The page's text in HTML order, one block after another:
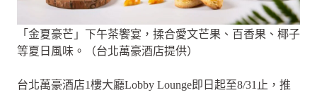
「金夏豪芒」下午茶饗宴，揉合愛文芒果、百香果、椰子
等夏日風味。（台北萬豪酒店提供）
台北萬豪酒店1樓大廳Lobby Lounge即日起至8/31止，推